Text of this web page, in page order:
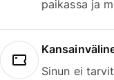
paikassa ja
Sinun ei